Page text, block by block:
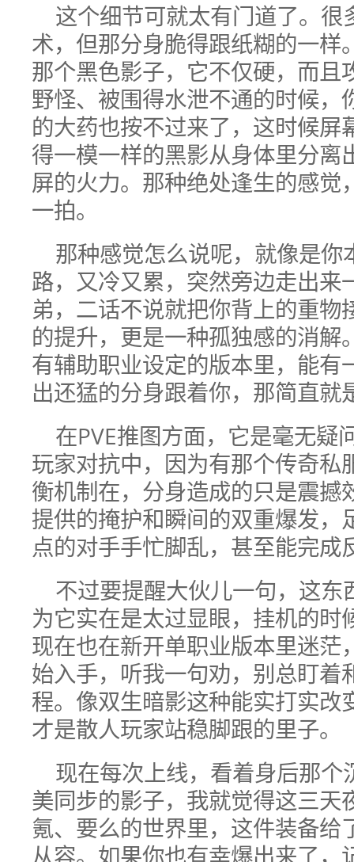
这个细节可就太有门道了。
术，但那分身脆得跟纸糊的一样
那个黑色影子，它不仅硬，而且
野怪、被围得水泄不通的时候，
的大药也按不过来了，这时候屏
得一模一样的黑影从身体里分离
屏的火力。那种绝处逢生的感觉
一拍。
那种感觉怎么说呢，就像是
路，又冷又累，突然旁边走出来
弟，二话不说就把你背上的重物
的提升，更是一种孤独感的消解
有辅助职业设定的版本里，能有
出还猛的分身跟着你，那简直就
在PVE推图方面，它是毫无疑
玩家对抗中，因为有那个传奇私
衡机制在，分身造成的只是震撼
提供的掩护和瞬间的双重爆发，
点的对手手忙脚乱，甚至能完成
不过要提醒大伙儿一句，这
为它实在是太过显眼，挂机的时
现在也在新开单职业版本里迷茫
始入手，听我一句劝，别总盯着
程。像双生暗影这种能实打实改
才是散人玩家站稳脚跟的里子。
现在每次上线，看着身后那
美同步的影子，我就觉得这三天
氪、要么的世界里，这件装备给
从容。如果你也有幸爆出来了